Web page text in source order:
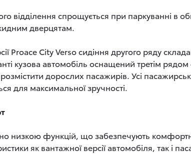
відділення спрощується при паркуванні в
дверцятам.
Proace City Verso сидіння другого ряду
кузова автомобіль оснащений третім
дорослих пасажирів. Усі
для максимальної зручності.
низкою функцій, що забезпечують
як вантажної версії автомобіля, так і